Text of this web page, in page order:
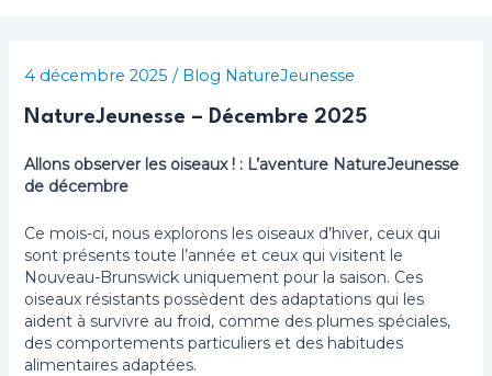
4 décembre 2025/ Blog NatureJeunesse
NatureJeunesse – Décembre 2025
Allons observer les oiseaux ! : L’aventure NatureJeunesse
de décembre
Ce mois-ci, nous explorons les oiseaux d’hiver, ceux qui
sont présents toute l’année et ceux qui visitent le
Nouveau-Brunswick uniquement pour la saison. Ces
oiseaux résistants possèdent des adaptations qui les
aident à survivre au froid, comme des plumes spéciales,
des comportements particuliers et des habitudes
alimentaires adaptées.